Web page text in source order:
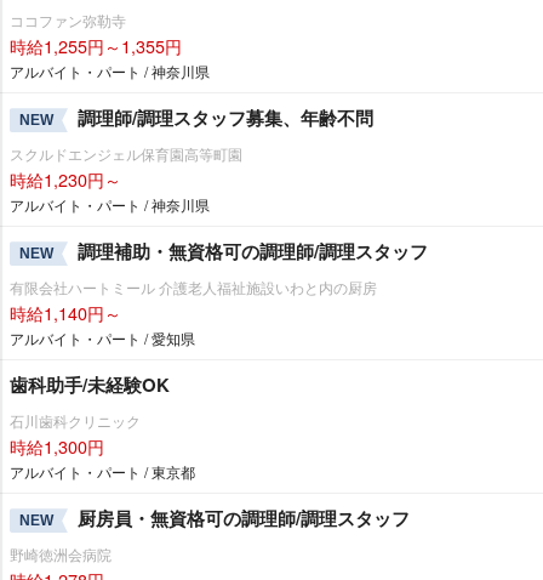
ココファン弥勒寺
時給1,255円～1,355円
アルバイト・パート / 神奈川県
NEW 調理師/調理スタッフ募集、年齢不問
スクルドエンジェル保育園高等町園
時給1,230円～
アルバイト・パート / 神奈川県
NEW 調理補助・無資格可の調理師/調理スタッフ
有限会社ハートミール 介護老人福祉施設いわと内の厨房
時給1,140円～
アルバイト・パート / 愛知県
歯科助手/未経験OK
石川歯科クリニック
時給1,300円
アルバイト・パート / 東京都
NEW 厨房員・無資格可の調理師/調理スタッフ
野崎徳洲会病院